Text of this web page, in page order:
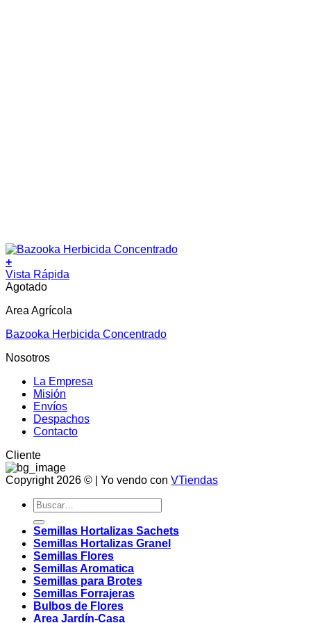
+
Vista Rápida
Agotado
Area Agrícola
Bazooka Herbicida Concentrado
Nosotros
La Empresa
Misión
Envíos
Despachos
Contacto
Cliente
Copyright 2026 © | Yo vendo con VTiendas
Buscar
por:
Semillas Hortalizas Sachets
Semillas Hortalizas Granel
Semillas Flores
Semillas Aromatica
Semillas para Brotes
Semillas Forrajeras
Bulbos de Flores
Area Jardín-Casa